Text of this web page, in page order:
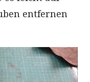
entfernen